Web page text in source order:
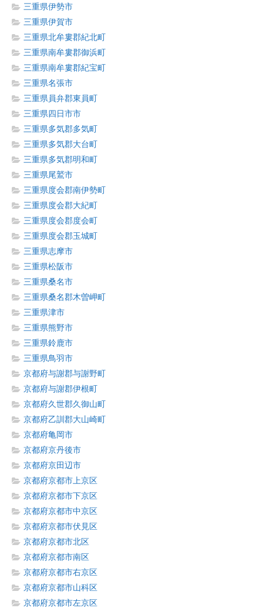
三重県伊勢市
三重県伊賀市
三重県北牟婁郡紀北町
三重県南牟婁郡御浜町
三重県南牟婁郡紀宝町
三重県名張市
三重県員弁郡東員町
三重県四日市市
三重県多気郡多気町
三重県多気郡大台町
三重県多気郡明和町
三重県尾鷲市
三重県度会郡南伊勢町
三重県度会郡大紀町
三重県度会郡度会町
三重県度会郡玉城町
三重県志摩市
三重県松阪市
三重県桑名市
三重県桑名郡木曽岬町
三重県津市
三重県熊野市
三重県鈴鹿市
三重県鳥羽市
京都府与謝郡与謝野町
京都府与謝郡伊根町
京都府久世郡久御山町
京都府乙訓郡大山崎町
京都府亀岡市
京都府京丹後市
京都府京田辺市
京都府京都市上京区
京都府京都市下京区
京都府京都市中京区
京都府京都市伏見区
京都府京都市北区
京都府京都市南区
京都府京都市右京区
京都府京都市山科区
京都府京都市左京区